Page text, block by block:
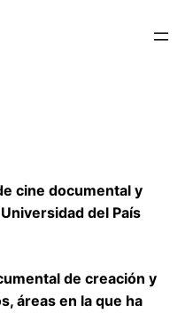
cine documental y
del País
de creación y
áreas en la que ha